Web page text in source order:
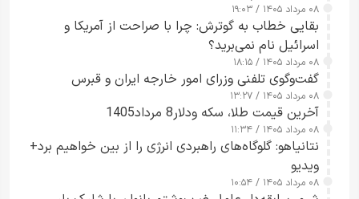
۰۸ مرداد ۱۴۰۵ / ۱۹:۰۳
بقایی خطاب به گوترش: چرا با صراحت از آمریکا و
اسرائیل نام نمی‌برید؟
۰۸ مرداد ۱۴۰۵ / ۱۸:۱۵
گفت‌وگوی تلفنی وزرای امور خارجه ایران و قبرس
۰۸ مرداد ۱۴۰۵ / ۱۳:۲۷
آخرین قیمت طلا، سکه ودلار8 مرداد1405
۰۸ مرداد ۱۴۰۵ / ۱۱:۳۴
نتانیاهو: گلوگاه‌های راهبردی انرژی را از بین خواهیم برد+
ویدیو
۰۸ مرداد ۱۴۰۵ / ۱۰:۵۴